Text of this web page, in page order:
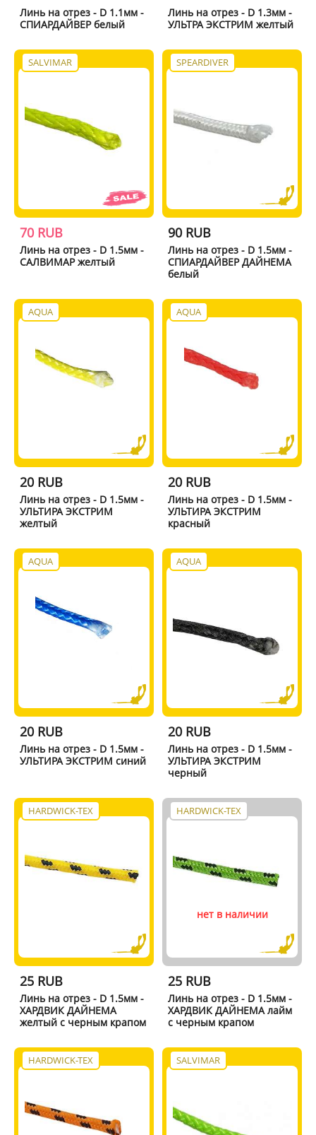
Линь на отрез - D 1.1мм -
СПИАРДАЙВЕР белый
Линь на отрез - D 1.3мм -
УЛЬТРА ЭКСТРИМ желтый
SALVIMAR
70 RUB
Линь на отрез - D 1.5мм -
САЛВИМАР желтый
SPEARDIVER
90 RUB
Линь на отрез - D 1.5мм -
СПИАРДАЙВЕР ДАЙНЕМА
белый
AQUA
20 RUB
Линь на отрез - D 1.5мм -
УЛЬТИРА ЭКСТРИМ
желтый
AQUA
20 RUB
Линь на отрез - D 1.5мм -
УЛЬТИРА ЭКСТРИМ
красный
AQUA
20 RUB
Линь на отрез - D 1.5мм -
УЛЬТИРА ЭКСТРИМ синий
AQUA
20 RUB
Линь на отрез - D 1.5мм -
УЛЬТИРА ЭКСТРИМ
черный
HARDWICK-TEX
25 RUB
Линь на отрез - D 1.5мм -
ХАРДВИК ДАЙНЕМА
желтый с черным крапом
HARDWICK-TEX
нет в наличии
25 RUB
Линь на отрез - D 1.5мм -
ХАРДВИК ДАЙНЕМА лайм
с черным крапом
HARDWICK-TEX SALVIMAR